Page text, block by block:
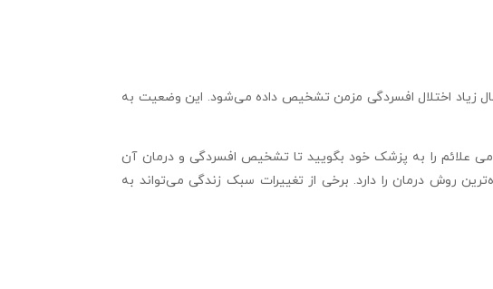
زیاد اختلال افسردگی مزمن تشخیص داده می‌شود. این وضعیت به
علائم را به پزشک خود بگویید تا تشخیص افسردگی و درمان آن
روش درمان را دارد. برخی از تغییرات سبک زندگی می‌تواند به